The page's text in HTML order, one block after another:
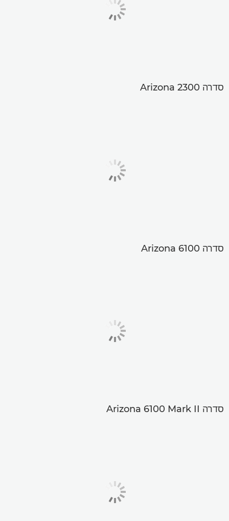
סדרה Arizona 2300
סדרה Arizona 6100
סדרה Arizona 6100 Mark II